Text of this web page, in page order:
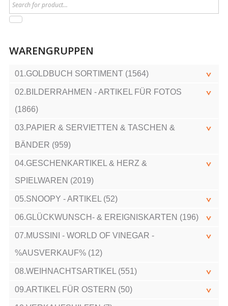
WARENGRUPPEN
01.GOLDBUCH SORTIMENT (1564)
02.BILDERRAHMEN - ARTIKEL FÜR FOTOS
(1866)
03.PAPIER & SERVIETTEN & TASCHEN &
BÄNDER (959)
04.GESCHENKARTIKEL & HERZ &
SPIELWAREN (2019)
05.SNOOPY - ARTIKEL (52)
06.GLÜCKWUNSCH- & EREIGNISKARTEN (196)
07.MUSSINI - WORLD OF VINEGAR -
%AUSVERKAUF% (12)
08.WEIHNACHTSARTIKEL (551)
09.ARTIKEL FÜR OSTERN (50)